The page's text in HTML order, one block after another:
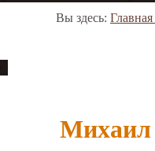
Вы здесь: